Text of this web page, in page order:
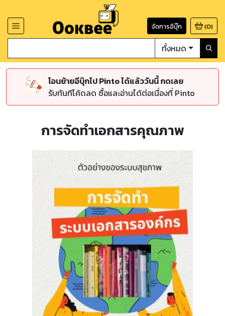
จัดการอีบุ๊ก (0)
ทั้งหมด
โอนย้ายอีบุ๊กไป Pinto ได้แล้ววันนี้ กดเลย
รับทันทีโค้ดลด ซื้อและอ่านได้ต่อเนื่องที่ Pinto
การจัดทำเอกสารคุณภาพ